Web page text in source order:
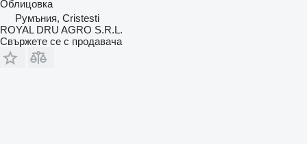
Облицовка
Румъния, Cristesti
ROYAL DRU AGRO S.R.L.
Свържете се с продавача